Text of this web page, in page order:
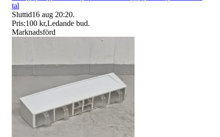
tal
Sluttid16 aug 20:20.
Pris:100 kr,Ledande bud.
Marknadsförd